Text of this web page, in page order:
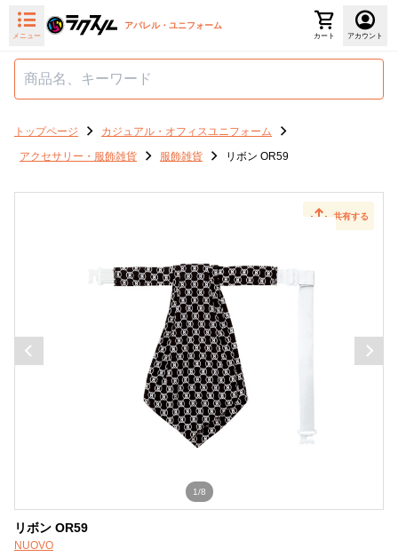
メニュー
アパレル・ユニフォーム
カート アカウント
トップページ
カジュアル・オフィスユニフォーム
アクセサリー・服飾雑貨
服飾雑貨 リボン OR59
共有する
1/8
リボン OR59
NUOVO